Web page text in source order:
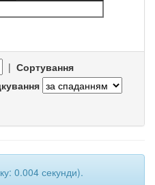
| Сортування
0.004 секунди).